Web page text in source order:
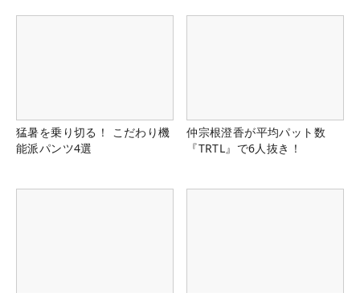
猛暑を乗り切る！ こだわり機
能派パンツ4選
仲宗根澄香が平均パット数
『TRTL』で6人抜き！